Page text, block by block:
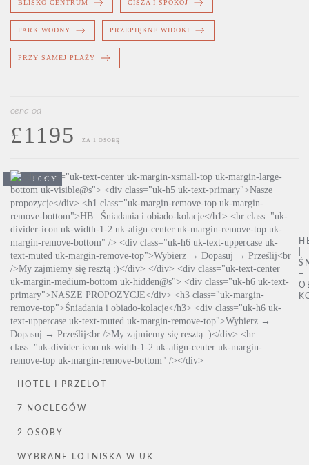
10CY
BLISKO CENTRUM CISZA I SPOKÓJ
PARK WODNY PRZEPIĘKNE WIDOKI
PRZY SAMEJ PLAŻY
cena od
£1195 ZA 1 OSOBĘ
+
HOTEL I PRZELOT
7 NOCLEGÓW
2 OSOBY
WYBRANE LOTNISKA W UK